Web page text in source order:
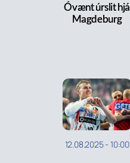
Óvænt úrslit hjá
Magdeburg
12.08.2025- 10:00